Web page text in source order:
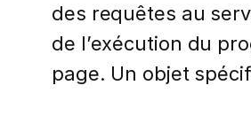
des requêtes au
de l’exécution du
page. Un objet